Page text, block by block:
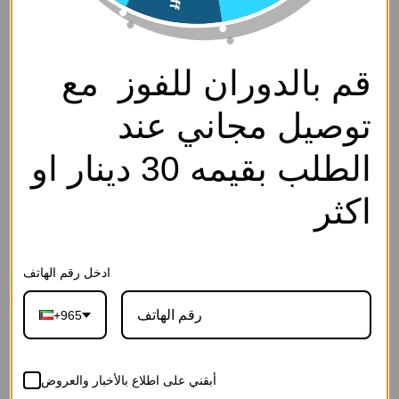
قم بالدوران للفوز مع
توصيل مجاني عند
الطلب بقيمه 30 دينار او
اكثر
ادخل رقم الهاتف
+965
أبقني على اطلاع بالأخبار والعروض